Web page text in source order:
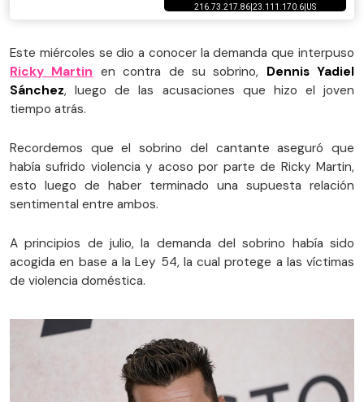
Este miércoles se dio a conocer la demanda que interpuso
Ricky Martin en contra de su sobrino, Dennis Yadiel
Sánchez, luego de las acusaciones que hizo el joven
tiempo atrás.
Recordemos que el sobrino del cantante aseguró que
había sufrido violencia y acoso por parte de Ricky Martin,
esto luego de haber terminado una supuesta relación
sentimental entre ambos.
A principios de julio, la demanda del sobrino había sido
acogida en base a la Ley 54, la cual protege a las víctimas
de violencia doméstica.